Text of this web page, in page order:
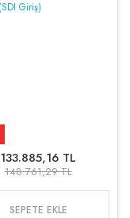
133.885,16 TL
148.761,29 TL
SEPETE EKLE